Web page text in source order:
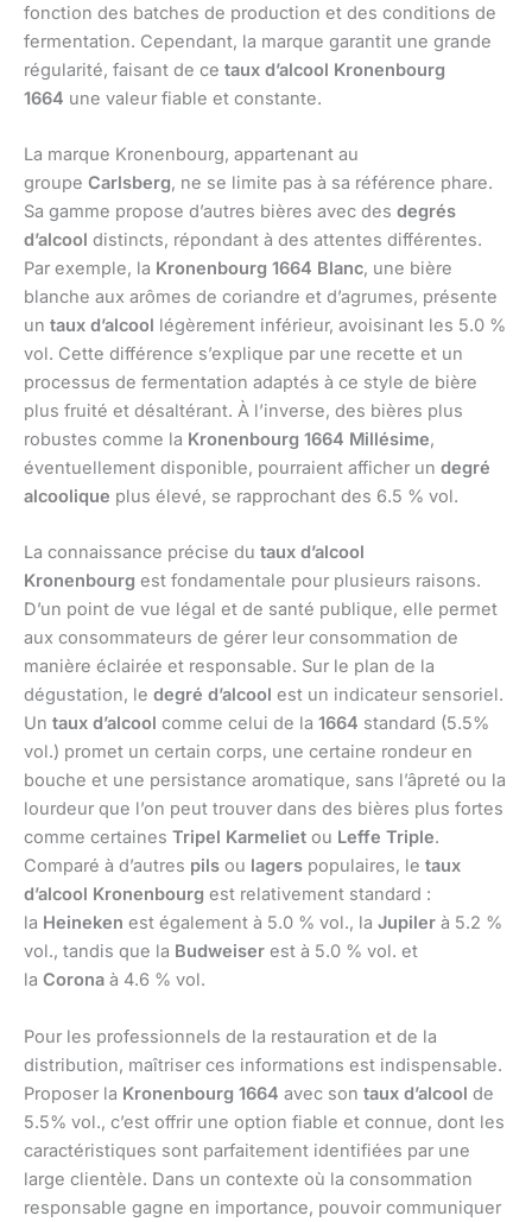
fonction des batches de production et des conditions de
fermentation. Cependant, la marque garantit une grande
régularité, faisant de ce taux d’alcool Kronenbourg
1664 une valeur fiable et constante.
La marque Kronenbourg, appartenant au
groupe Carlsberg, ne se limite pas à sa référence phare.
Sa gamme propose d’autres bières avec des degrés
d’alcool distincts, répondant à des attentes différentes.
Par exemple, la Kronenbourg 1664 Blanc, une bière
blanche aux arômes de coriandre et d’agrumes, présente
un taux d’alcool légèrement inférieur, avoisinant les 5.0 %
vol. Cette différence s’explique par une recette et un
processus de fermentation adaptés à ce style de bière
plus fruité et désaltérant. À l’inverse, des bières plus
robustes comme la Kronenbourg 1664 Millésime,
éventuellement disponible, pourraient afficher un degré
alcoolique plus élevé, se rapprochant des 6.5 % vol.
La connaissance précise du taux d’alcool
Kronenbourg est fondamentale pour plusieurs raisons.
D’un point de vue légal et de santé publique, elle permet
aux consommateurs de gérer leur consommation de
manière éclairée et responsable. Sur le plan de la
dégustation, le degré d’alcool est un indicateur sensoriel.
Un taux d’alcool comme celui de la 1664 standard (5.5%
vol.) promet un certain corps, une certaine rondeur en
bouche et une persistance aromatique, sans l’âpreté ou la
lourdeur que l’on peut trouver dans des bières plus fortes
comme certaines Tripel Karmeliet ou Leffe Triple.
Comparé à d’autres pils ou lagers populaires, le taux
d’alcool Kronenbourg est relativement standard :
la Heineken est également à 5.0 % vol., la Jupiler à 5.2 %
vol., tandis que la Budweiser est à 5.0 % vol. et
la Corona à 4.6 % vol.
Pour les professionnels de la restauration et de la
distribution, maîtriser ces informations est indispensable.
Proposer la Kronenbourg 1664 avec son taux d’alcool de
5.5% vol., c’est offrir une option fiable et connue, dont les
caractéristiques sont parfaitement identifiées par une
large clientèle. Dans un contexte où la consommation
responsable gagne en importance, pouvoir communiquer